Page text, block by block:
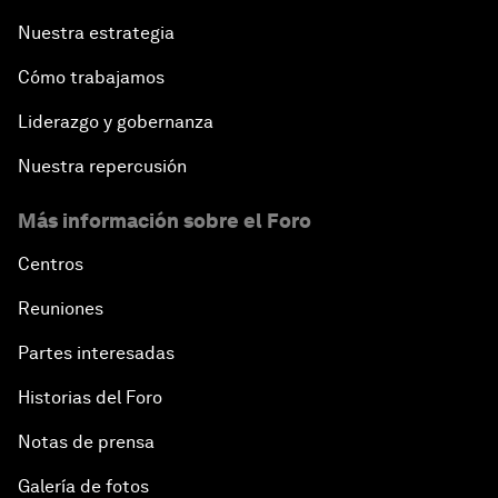
Nuestra estrategia
Cómo trabajamos
Liderazgo y gobernanza
Nuestra repercusión
Más información sobre el Foro
Centros
Reuniones
Partes interesadas
Historias del Foro
Notas de prensa
Galería de fotos